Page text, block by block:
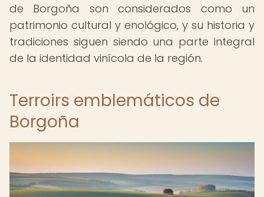
de Borgoña son considerados como un
patrimonio cultural y enológico, y su historia y
tradiciones siguen siendo una parte integral
de la identidad vinícola de la región.
Terroirs emblemáticos de
Borgoña